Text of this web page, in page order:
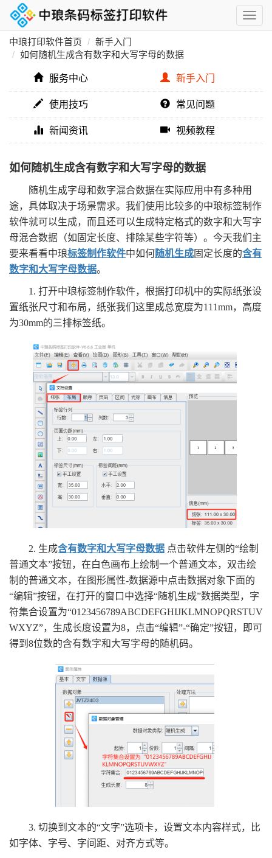
中琅打印软件首页
新手入门
如何随机生成含有数字和大写字母的数据
服务中心 新手入门
使用技巧 常见问题
新闻资讯 视频教程
如何随机生成含有数字和大写字母的数据
随机生成字母和数字混合数据在实际应用中有多种用
途，具体取决于场景需求。我们使用比较多的中琅标签制作
软件就可以生成，而且还可以生成特定格式的数字和大写字
母混合数据（如固定长度、排除某些字符等）。今天我们主
要来看看中琅标签制作软件中如何随机生成固定长度的含有
数字和大写字母数据。
1. 打开中琅标签制作软件，根据打印机中的实际纸张设
置纸张尺寸和布局，纸张我们这里成总宽度为111mm，高度
为30mm的三排标签纸。
2. 生成含有数字和大写字母数据 点击软件左侧的“绘制
普通文本”按钮，在白色画布上绘制一个普通文本，双击绘
制的普通文本，在图形属性-数据源中点击数据对象下面的
“编辑”按钮，在打开的窗口中选择“随机生成”数据类型，字
符集合设置为“0123456789ABCDEFGHIJKLMNOPQRSTUV
WXYZ”，生成长度设置为8，点击“编辑”-“确定”按钮，即可
得到8位数的含有数字和大写字母的随机码。
3. 切换到文本的“文字”选项卡，设置文本内容样式，比
如字体、字号、字间距、对齐方式等。